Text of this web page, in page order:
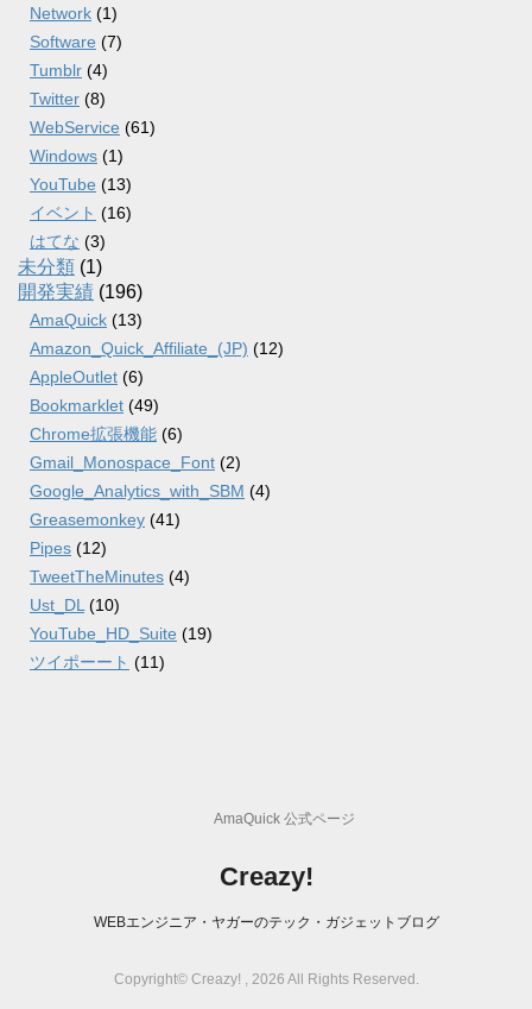
Network (1)
Software (7)
Tumblr (4)
Twitter (8)
WebService (61)
Windows (1)
YouTube (13)
イベント (16)
はてな (3)
未分類 (1)
開発実績 (196)
AmaQuick (13)
Amazon_Quick_Affiliate_(JP) (12)
AppleOutlet (6)
Bookmarklet (49)
Chrome拡張機能 (6)
Gmail_Monospace_Font (2)
Google_Analytics_with_SBM (4)
Greasemonkey (41)
Pipes (12)
TweetTheMinutes (4)
Ust_DL (10)
YouTube_HD_Suite (19)
ツイポーート (11)
AmaQuick 公式ページ
Creazy!
WEBエンジニア・ヤガーのテック・ガジェットブログ
Copyright© Creazy! , 2026 All Rights Reserved.